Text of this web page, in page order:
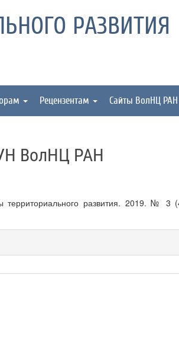
РАЗВИТИЯ
Рецензентам Сайты ВолНЦ РАН
ВолНЦ РАН
развития. 2019. № 3